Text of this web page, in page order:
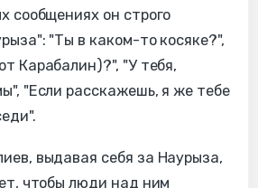
сообщениях он строго
"Ты в каком-то косяке?",
Карабалин)?", "У тебя,
"Если расскажешь, я же тебе
выдавая себя за Наурыза,
чтобы люди над ним